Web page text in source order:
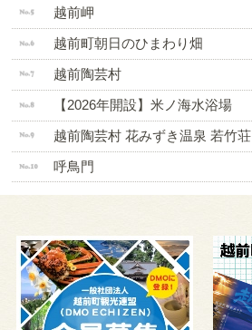
越前岬
越前町朝日のひまわり畑
越前陶芸村
【2026年開設】米ノ海水浴場
越前陶芸村 花みずき温泉 若竹荘
呼鳥門